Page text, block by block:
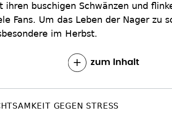
ihren buschigen Schwänzen und
Fans. Um das Leben der Nager zu
im Herbst.
zum Inhalt
GEGEN STRESS